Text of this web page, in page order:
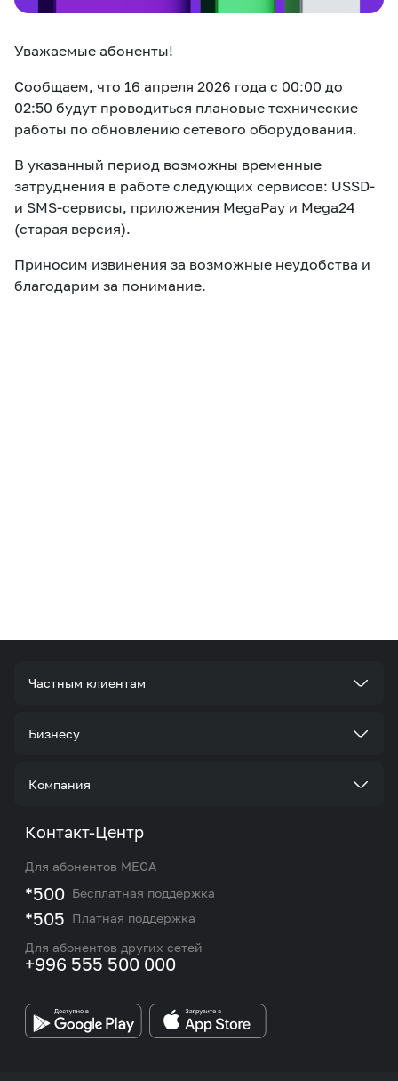
Все услуги Развлечения
Звонки и SMS Подбор номера Доставка SIM
Компания
О нас Новости Работа в MEGA
Партнерам
Карта офисов и
покрытие
MegaTV MegaPay MegaKassa
Уважаемые абоненты!
Сообщаем, что 16 апреля 2026 года с 00:00 до
02:50 будут проводиться плановые технические
работы по обновлению сетевого оборудования.
В указанный период возможны временные
затруднения в работе следующих сервисов: USSD-
и SMS-сервисы, приложения MegaPay и Mega24
(старая версия).
Приносим извинения за возможные неудобства и
благодарим за понимание.
Частным клиентам
Тарифы
Роуминг и международные звонки
eSIM
Подбор номера
Бизнесу
Стать корпоративным клиентом
M2M
Контакты сотрудников отдела по работе с
корпоративными и VIP клиентами
Компания
О нас
Новости
Карта покрытия сети и центров обслуживания
Работа в MEGA
Бренд MEGA
Контакт-Центр
Для абонентов MEGA
*500 Бесплатная поддержка
*505 Платная поддержка
Для абонентов других сетей
+996 555 500 000